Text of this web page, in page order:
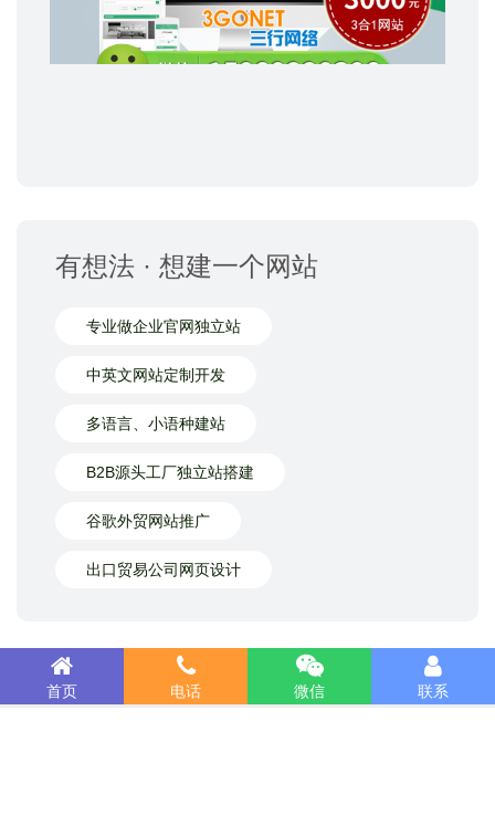
有想法 · 想建一个网站
专业做企业官网独立站
中英文网站定制开发
多语言、小语种建站
B2B源头工厂独立站搭建
谷歌外贸网站推广
出口贸易公司网页设计
首页 电话 微信 联系